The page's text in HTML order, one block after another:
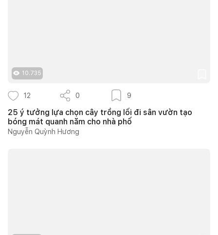
10.735
12 0 9
25 ý tưởng lựa chọn cây trồng lối đi sân vườn tạo
bóng mát quanh năm cho nhà phố
Nguyễn Quỳnh Hương